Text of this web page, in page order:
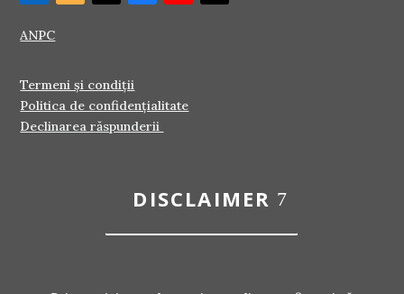
ANPC
Termeni și condiții
Politica de confidențialitate
Declinarea răspunderii
DISCLAIMER